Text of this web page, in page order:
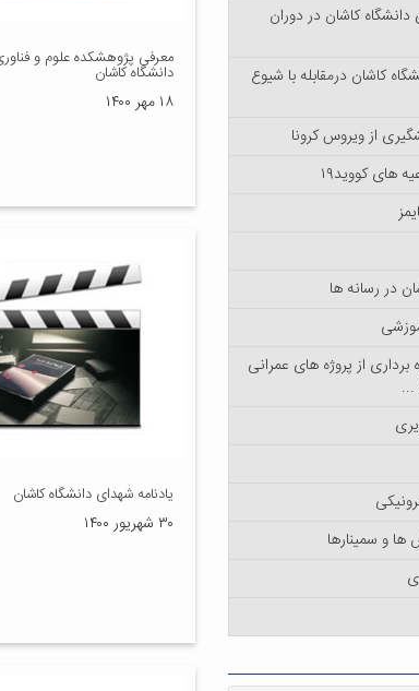
معرفی پژوهشکده علوم و
دانشگاه کاشان
۱۸ مهر ۱۴۰۰
یادنامه شهدای دانشگاه کاشان
۳۰ شهریور ۱۴۰۰
دانشگاه کاشان در دوران
کاشان درمقابله با شیوع
از ویروس کرونا
های کووید۱۹
در رسانه ها
برداری از پروژه های عمرانی
...
ها و سمینارها